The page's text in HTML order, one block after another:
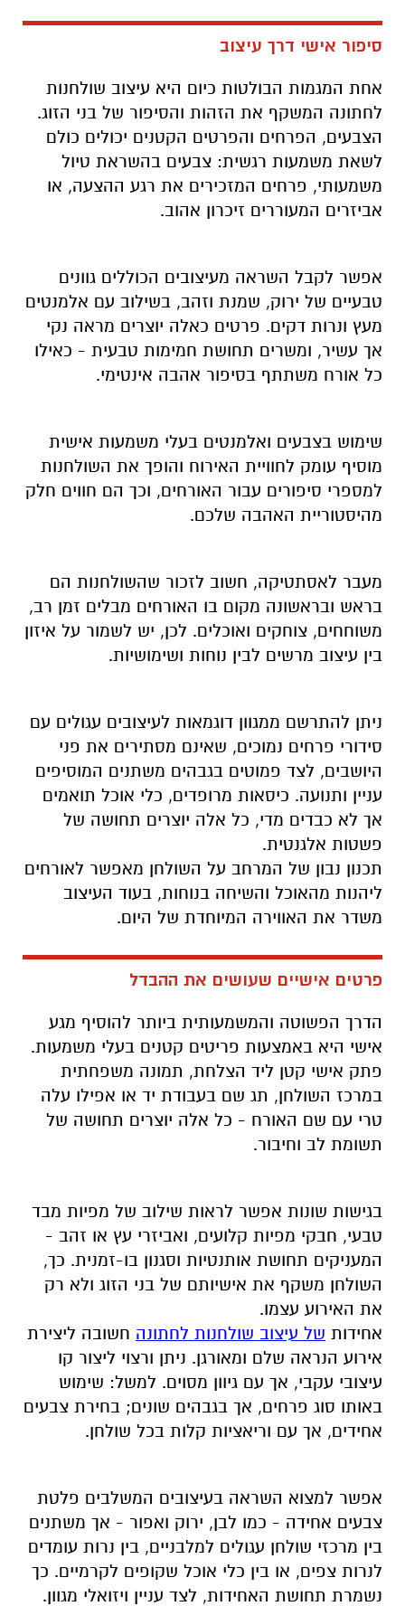
סיפור אישי דרך עיצוב
אחת המגמות הבולטות כיום היא עיצוב שולחנות
לחתונה המשקף את הזהות והסיפור של בני הזוג.
הצבעים, הפרחים והפרטים הקטנים יכולים כולם
לשאת משמעות רגשית: צבעים בהשראת טיול
משמעותי, פרחים המזכירים את רגע ההצעה, או
אביזרים המעוררים זיכרון אהוב.
אפשר לקבל השראה מעיצובים הכוללים גוונים
טבעיים של ירוק, שמנת וזהב, בשילוב עם אלמנטים
מעץ ונרות דקים. פרטים כאלה יוצרים מראה נקי
אך עשיר, ומשרים תחושת חמימות טבעית - כאילו
כל אורח משתתף בסיפור אהבה אינטימי.
שימוש בצבעים ואלמנטים בעלי משמעות אישית
מוסיף עומק לחוויית האירוח והופך את השולחנות
למספרי סיפורים עבור האורחים, וכך הם חווים חלק
מהיסטוריית האהבה שלכם.
מעבר לאסתטיקה, חשוב לזכור שהשולחנות הם
בראש ובראשונה מקום בו האורחים מבלים זמן רב,
משוחחים, צוחקים ואוכלים. לכן, יש לשמור על איזון
בין עיצוב מרשים לבין נוחות ושימושיות.
ניתן להתרשם ממגוון דוגמאות לעיצובים עגולים עם
סידורי פרחים נמוכים, שאינם מסתירים את פני
היושבים, לצד פמוטים בגבהים משתנים המוסיפים
עניין ותנועה. כיסאות מרופדים, כלי אוכל תואמים
אך לא כבדים מדי, כל אלה יוצרים תחושה של
פשטות אלגנטית.
תכנון נבון של המרחב על השולחן מאפשר לאורחים
ליהנות מהאוכל והשיחה בנוחות, בעוד העיצוב
משדר את האווירה המיוחדת של היום.
פרטים אישיים שעושים את ההבדל
הדרך הפשוטה והמשמעותית ביותר להוסיף מגע
אישי היא באמצעות פריטים קטנים בעלי משמעות.
פתק אישי קטן ליד הצלחת, תמונה משפחתית
במרכז השולחן, תג שם בעבודת יד או אפילו עלה
טרי עם שם האורח - כל אלה יוצרים תחושה של
תשומת לב וחיבור.
בגישות שונות אפשר לראות שילוב של מפיות מבד
טבעי, חבקי מפיות קלועים, ואביזרי עץ או זהב -
המעניקים תחושת אותנטיות וסגנון בו-זמנית. כך,
השולחן משקף את אישיותם של בני הזוג ולא רק
את האירוע עצמו.
אחידות של עיצוב שולחנות לחתונה חשובה ליצירת
אירוע הנראה שלם ומאורגן. ניתן ורצוי ליצור קו
עיצובי עקבי, אך עם גיוון מסוים. למשל: שימוש
באותו סוג פרחים, אך בגבהים שונים; בחירת צבעים
אחידים, אך עם וריאציות קלות בכל שולחן.
אפשר למצוא השראה בעיצובים המשלבים פלטת
צבעים אחידה - כמו לבן, ירוק ואפור - אך משתנים
בין מרכזי שולחן עגולים למלבניים, בין נרות עומדים
לנרות צפים, או בין כלי אוכל שקופים לקרמיים. כך
נשמרת תחושת האחידות, לצד עניין ויזואלי מגוון.